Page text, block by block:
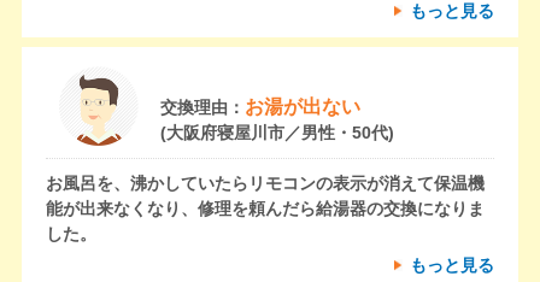
もっと見る
交換理由： お湯が出ない
(大阪府寝屋川市／男性・50代)
お風呂を、沸かしていたらリモコンの表示が消えて保温機
能が出来なくなり、修理を頼んだら給湯器の交換になりま
した。
もっと見る